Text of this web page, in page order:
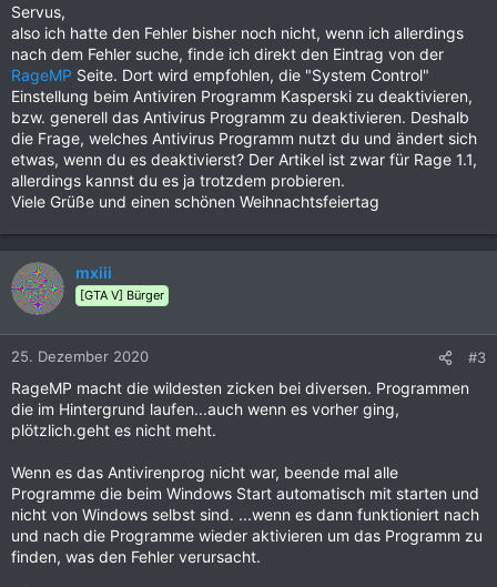
Servus,
also ich hatte den Fehler bisher noch nicht, wenn ich allerdings
nach dem Fehler suche, finde ich direkt den Eintrag von der
RageMP Seite. Dort wird empfohlen, die "System Control"
Einstellung beim Antiviren Programm Kasperski zu deaktivieren,
bzw. generell das Antivirus Programm zu deaktivieren. Deshalb
die Frage, welches Antivirus Programm nutzt du und ändert sich
etwas, wenn du es deaktivierst? Der Artikel ist zwar für Rage 1.1,
allerdings kannst du es ja trotzdem probieren.
Viele Grüße und einen schönen Weihnachtsfeiertag
mxiii
[GTA V] Bürger
25. Dezember 2020 #3
RageMP macht die wildesten zicken bei diversen. Programmen
die im Hintergrund laufen...auch wenn es vorher ging,
plötzlich.geht es nicht meht.
Wenn es das Antivirenprog nicht war, beende mal alle
Programme die beim Windows Start automatisch mit starten und
nicht von Windows selbst sind. ...wenn es dann funktioniert nach
und nach die Programme wieder aktivieren um das Programm zu
finden, was den Fehler verursacht.